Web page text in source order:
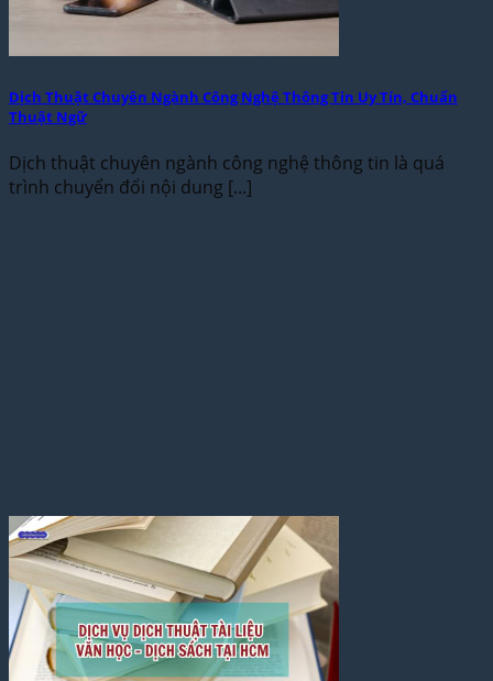
Dịch Thuật Chuyên Ngành Công Nghệ Thông Tin Uy Tín, Chuẩn
Thuật Ngữ
Dịch thuật chuyên ngành công nghệ thông tin là quá
trình chuyển đổi nội dung [...]